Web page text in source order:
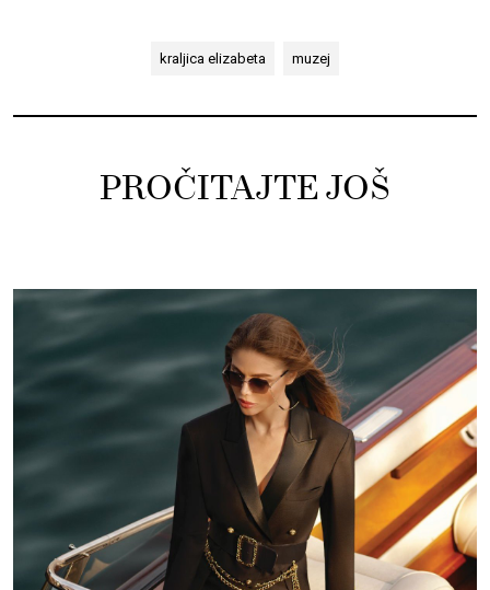
kraljica elizabeta muzej
PROČITAJTE JOŠ